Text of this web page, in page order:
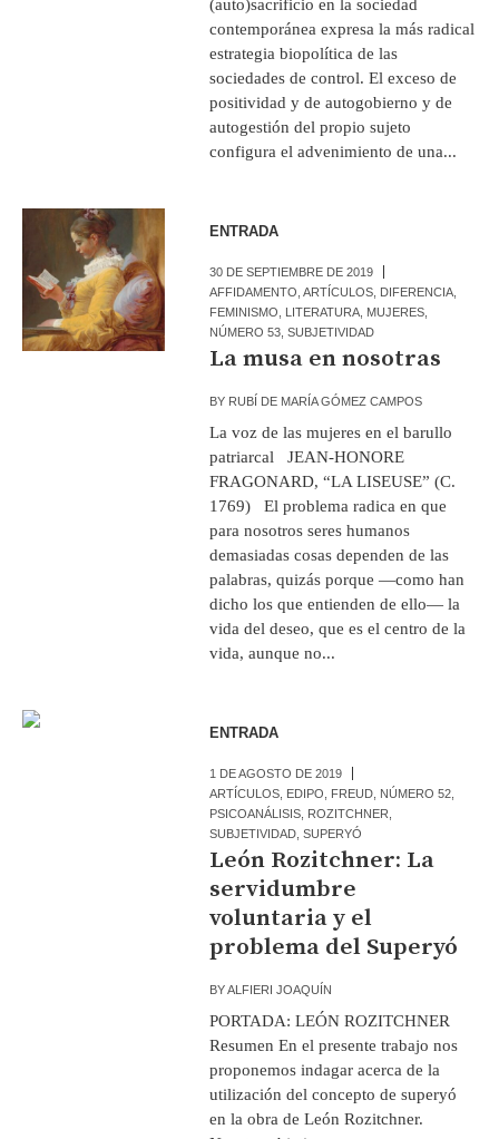
(auto)sacrificio en la sociedad
contemporánea expresa la más radical
estrategia biopolítica de las
sociedades de control. El exceso de
positividad y de autogobierno y de
autogestión del propio sujeto
configura el advenimiento de una...
ENTRADA
30 DE SEPTIEMBRE DE 2019
AFFIDAMENTO ,ARTÍCULOS DIFERENCIA
FEMINISMO
LITERATURA MUJERES
NÚMERO 53 ,SUBJETIVIDAD
La musa en nosotras
BY RUBÍ DE MARÍA GÓMEZ CAMPOS
La voz de las mujeres en el barullo
patriarcal JEAN-HONORE
FRAGONARD, “LA LISEUSE” (C.
1769) El problema radica en que
para nosotros seres humanos
demasiadas cosas dependen de las
palabras, quizás porque —como han
dicho los que entienden de ello— la
vida del deseo, que es el centro de la
vida, aunque no...
ENTRADA
1 DE AGOSTO DE 2019
ARTÍCULOS EDIPO FREUD NÚMERO 52
PSICOANÁLISIS ROZITCHNER
SUBJETIVIDAD ,SUPERYÓ
León Rozitchner: La
servidumbre
voluntaria y el
problema del Superyó
BYALFIERI JOAQUÍN
PORTADA: LEÓN ROZITCHNER
Resumen En el presente trabajo nos
proponemos indagar acerca de la
utilización del concepto de superyó
en la obra de León Rozitchner.